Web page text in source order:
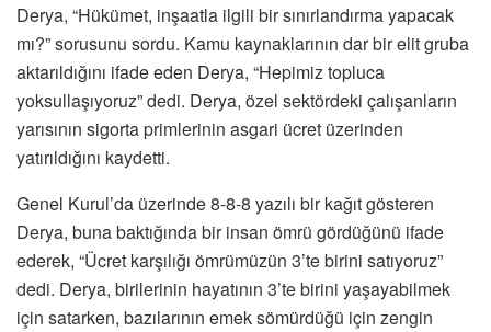
Derya, “Hükümet, inşaatla ilgili bir sınırlandırma yapacak
mı?” sorusunu sordu. Kamu kaynaklarının dar bir elit gruba
aktarıldığını ifade eden Derya, “Hepimiz topluca
yoksullaşıyoruz” dedi. Derya, özel sektördeki çalışanların
yarısının sigorta primlerinin asgari ücret üzerinden
yatırıldığını kaydetti.
Genel Kurul’da üzerinde 8-8-8 yazılı bir kağıt gösteren
Derya, buna baktığında bir insan ömrü gördüğünü ifade
ederek, “Ücret karşılığı ömrümüzün 3’te birini satıyoruz”
dedi. Derya, birilerinin hayatının 3’te birini yaşayabilmek
için satarken, bazılarının emek sömürdüğü için zengin